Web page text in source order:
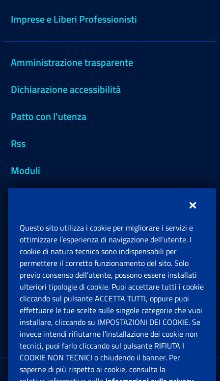
Imprese e Liberi Professionisti
Amministrazione trasparente
Dichiarazione accessibilità
Patto con l'utenza
Rss
Moduli
Sedi e Contatti
Software
Note Legali
App mobile
Sede Legale : Via Ciro il Grande, 21
Questo sito utilizza i cookie per migliorare i servizi e
ottimizzare l’esperienza di navigazione dell’utente. I
cookie di natura tecnica sono indispensabili per
permettere il corretto funzionamento del sito. Solo
previo consenso dell’utente, possono essere installati
ulteriori tipologie di cookie. Puoi accettare tutti i cookie
cliccando sul pulsante ACCETTA TUTTI, oppure puoi
effettuare le tue scelte sulle singole categorie che vuoi
installare, cliccando su IMPOSTAZIONI DEI COOKIE. Se
invece intendi rifiutarne l’installazione dei cookie non
tecnici, puoi farlo cliccando sul pulsante RIFIUTA I
COOKIE NON TECNICI o chiudendo il banner. Per
saperne di più rispetto ai cookie, consulta la